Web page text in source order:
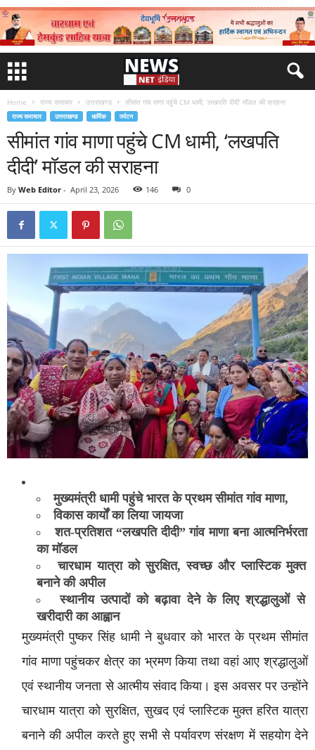
Home राज्य समाचार उत्तराखण्ड सीमांत गांव माणा पहुंचे CM धामी, ‘लखपति दीदी’ मॉडल की सराहना
राज्य समाचार उत्तराखण्ड धार्मिक पर्यटन
सीमांत गांव माणा पहुंचे CM धामी, ‘लखपति
दीदी’ मॉडल की सराहना
By Web Editor - April 23, 2026 146 0
मुख्यमंत्री धामी पहुंचे भारत के प्रथम सीमांत गांव माणा,
विकास कार्यों का लिया जायजा
शत-प्रतिशत “लखपति दीदी” गांव माणा बना आत्मनिर्भरता
का मॉडल
चारधाम यात्रा को सुरक्षित, स्वच्छ और प्लास्टिक मुक्त
बनाने की अपील
स्थानीय उत्पादों को बढ़ावा देने के लिए श्रद्धालुओं से
खरीदारी का आह्वान
मुख्यमंत्री पुष्कर सिंह धामी ने बुधवार को भारत के प्रथम सीमांत
गांव माणा पहुंचकर क्षेत्र का भ्रमण किया तथा वहां आए श्रद्धालुओं
एवं स्थानीय जनता से आत्मीय संवाद किया। इस अवसर पर उन्होंने
चारधाम यात्रा को सुरक्षित, सुखद एवं प्लास्टिक मुक्त हरित यात्रा
बनाने की अपील करते हुए सभी से पर्यावरण संरक्षण में सहयोग देने